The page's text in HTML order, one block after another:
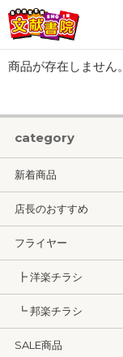
会員登録
ログイン
商品が存在しません。
category
新着商品
店長のおすすめ
フライヤー
┣ 洋楽チラシ
┗ 邦楽チラシ
SALE商品